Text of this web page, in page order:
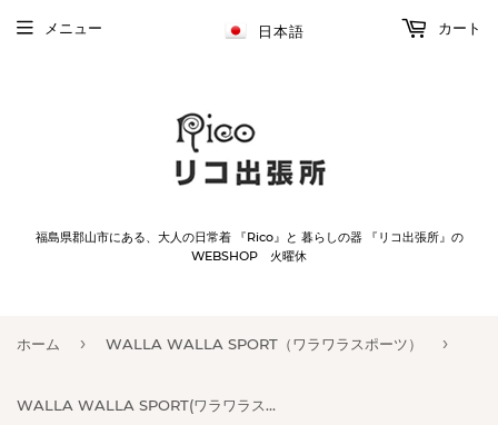
福島県郡山市にある、大人の日常着 『Rico』と 暮らしの器 『リコ出張所』の
WEBSHOP 火曜休
日本語
メニュー カート
ホーム › WALLA WALLA SPORT（ワラワラスポーツ） ›
WALLA WALLA SPORT(ワラワラスポーツ) S/S BASEBALL TEE